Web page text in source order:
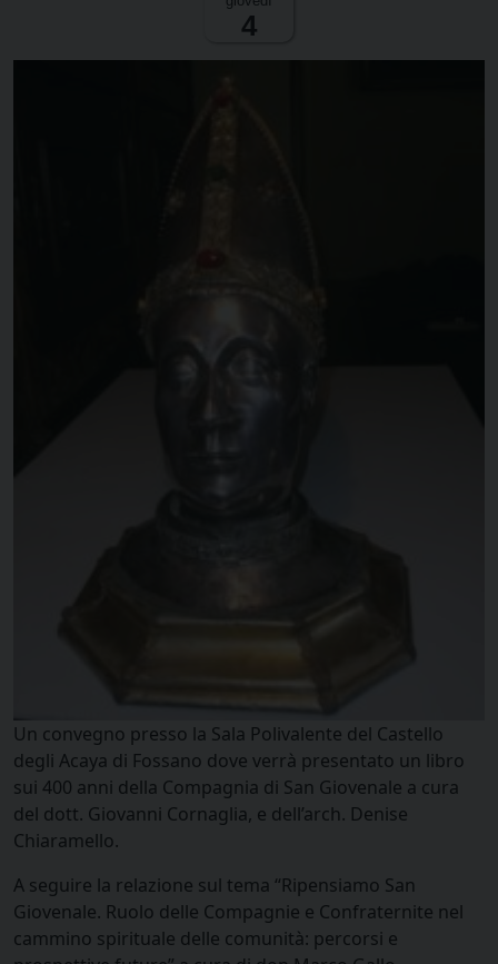
4
Un convegno presso la Sala Polivalente del Castello
degli Acaya di Fossano dove verrà presentato un libro
sui 400 anni della Compagnia di San Giovenale a cura
del dott. Giovanni Cornaglia, e dell’arch. Denise
Chiaramello.
A seguire la relazione sul tema “Ripensiamo San
Giovenale. Ruolo delle Compagnie e Confraternite nel
cammino spirituale delle comunità: percorsi e